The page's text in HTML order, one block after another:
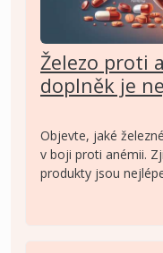
Železo proti
doplněk je
Objevte, jaké
v boji proti anémii.
produkty jsou